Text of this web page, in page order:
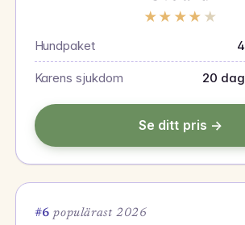
★ ★ ★ ★ ★
Hundpaket
Karens sjukdom 20
Se ditt pris →
#6 populärast 2026